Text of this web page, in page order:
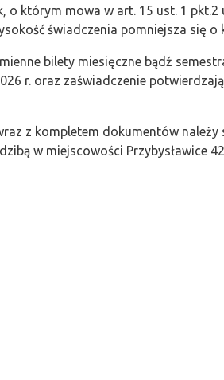
o którym mowa w art. 15 ust. 1
świadczenia pomniejsza się o
bilety miesięczne bądź
r. oraz zaświadczenie
z kompletem dokumentów
w miejscowości Przybysławice